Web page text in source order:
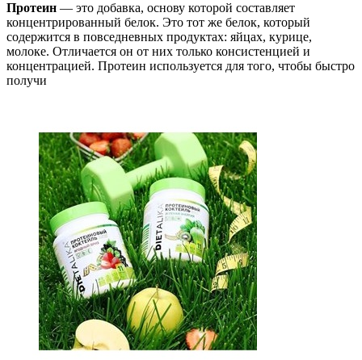
Протеин — это добавка, основу которой составляет
концентрированный белок. Это тот же белок, который
содержится в повседневных продуктах: яйцах, курице,
молоке. Отличается он от них только консистенцией и
концентрацией. Протеин используется для того, чтобы быстро
получи